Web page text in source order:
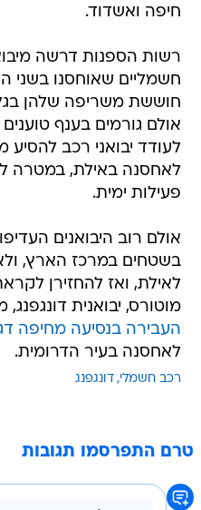
חיפה ואשדוד.
רשות הספנות דרשה
חשמליים שאוחסנו בשני
חוששת משריפה שלהן
אולם גורמים בענף
לעודד יבואני רכב להסיע
לאחסנה באילת, במטרה
פעילות ימית.
אולם רוב היבואנים
בשטחים במרכז הארץ,
לאילת, ואז להחזירן
מוטורס, יבואנית
העבירה בנסיעה מחיפה
לאחסנה בעיר הדרומית.
רכב חשמלי דונגפנג
טרם התפרסמו תגובות